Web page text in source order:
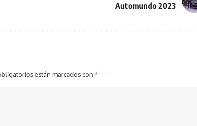
Automundo 2023
están marcados con *